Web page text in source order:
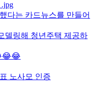
다는 카드뉴스를 만들어
델링해 청년주택 제공하
노사모 인증